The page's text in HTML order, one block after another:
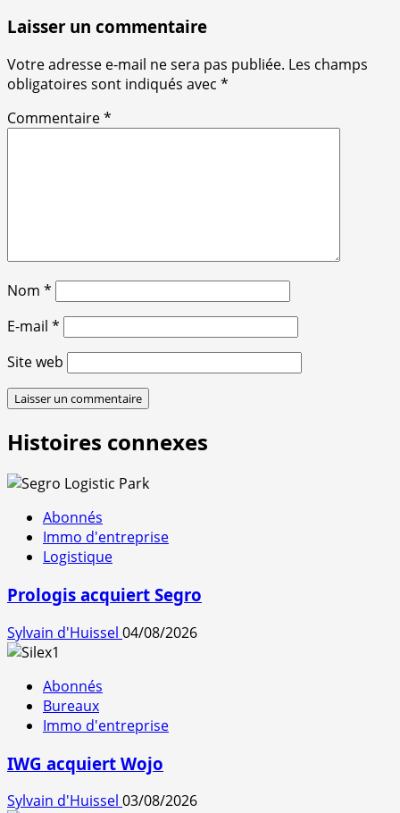
Laisser un commentaire
Votre adresse e-mail ne sera pas publiée. Les champs
obligatoires sont indiqués avec *
Commentaire*
Nom *
E-mail *
Site web
Histoires connexes
Abonnés
Immo d'entreprise
Logistique
Prologis acquiert Segro
Sylvain d'Huissel 04/08/2026
Abonnés
Bureaux
Immo d'entreprise
IWG acquiert Wojo
Sylvain d'Huissel 03/08/2026